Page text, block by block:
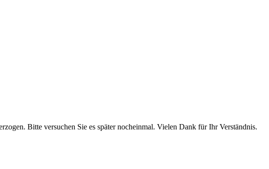
Bitte versuchen Sie es später nocheinmal. Vielen Dank für Ihr Verständnis.